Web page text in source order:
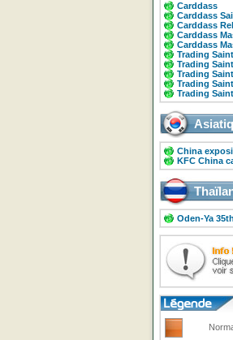
Carddass
Carddass
Carddass
Carddass
Carddass
Trading
Trading
Trading
Trading
Trading
China
KFC China
Oden-Ya